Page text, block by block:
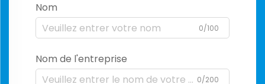
Nom
0/100
Nom de l'entreprise
0/200